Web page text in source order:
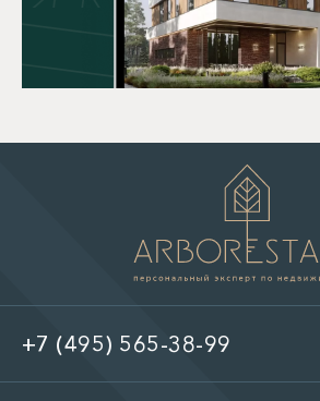
+7 (495) 565-38-99